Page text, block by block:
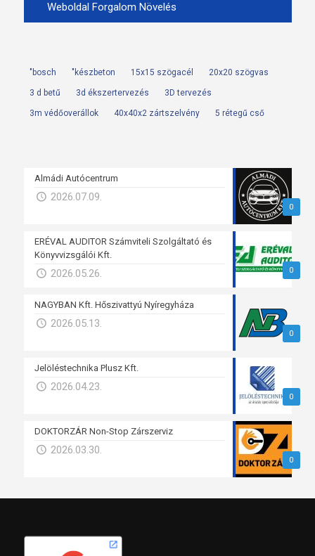
Weboldal Forgalom Növelés
"bosch "készbeton 15x15 szögacél 20x20 szögvas
3 d betű 3d ékszertervezés 3D tervezés
3m védőoverállok 40x40x2 zártszelvény 5 rétegű cső
0
Almádi Autócentrum
2026.07.09.
0
ERÉVAL AUDITOR Számviteli Szolgáltató és
Könyvvizsgálói Kft.
2026.05.26.
0
NAGYBAN Kft. Hőszivattyú Nyíregyháza
2026.05.13.
0
Jelöléstechnika Plusz Kft.
2026.04.23.
0
DOKTORZÁR Non-Stop Zárszerviz
2026.03.30.